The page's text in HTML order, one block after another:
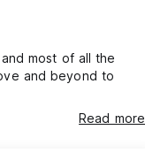
most of all the
and beyond to
Read more